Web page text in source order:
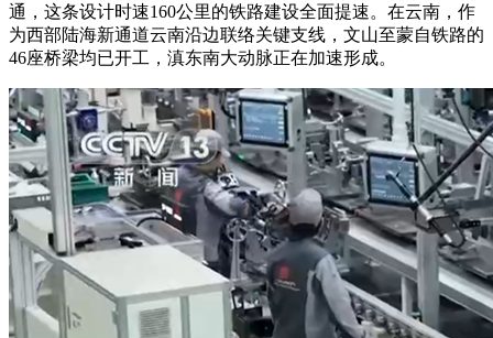
通，这条设计时速160公里的铁路建设全面提速。在云南，作
为西部陆海新通道云南沿边联络关键支线，文山至蒙自铁路的
46座桥梁均已开工，滇东南大动脉正在加速形成。